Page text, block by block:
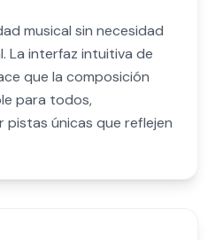
musical sin necesidad
La interfaz intuitiva de
que la composición
para todos,
únicas que reflejen